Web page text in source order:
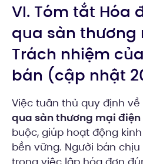
VI. Tóm tắt Hóa
qua sàn thương
Trách nhiệm
bán (cập nhật
Việc tuân thủ quy định về
qua sàn thương mại
buộc, giúp hoạt động
bền vững. Người bán